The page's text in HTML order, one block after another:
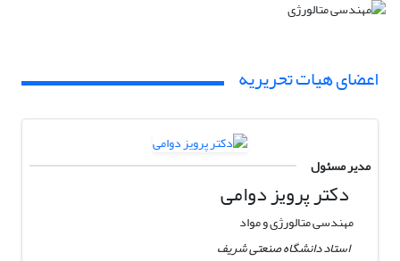
اعضای هیات تحریریه
مدیر مسئول
دکتر پرویز دوامی
مهندسی متالورژی و مواد
استاد دانشگاه صنعتی شریف